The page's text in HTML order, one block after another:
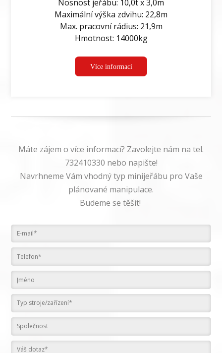
Nosnost jeřábu: 10,0t x 3,0m
Maximální výška zdvihu: 22,8m
Max. pracovní rádius: 21,9m
Hmotnost: 14000kg
Více informací
Máte zájem o více informací? Zavolejte nám na tel.
732410330 nebo napište!
Navrhneme Vám vhodný typ minijeřábu pro Vaše
plánované manipulace.
Budeme se těšit!